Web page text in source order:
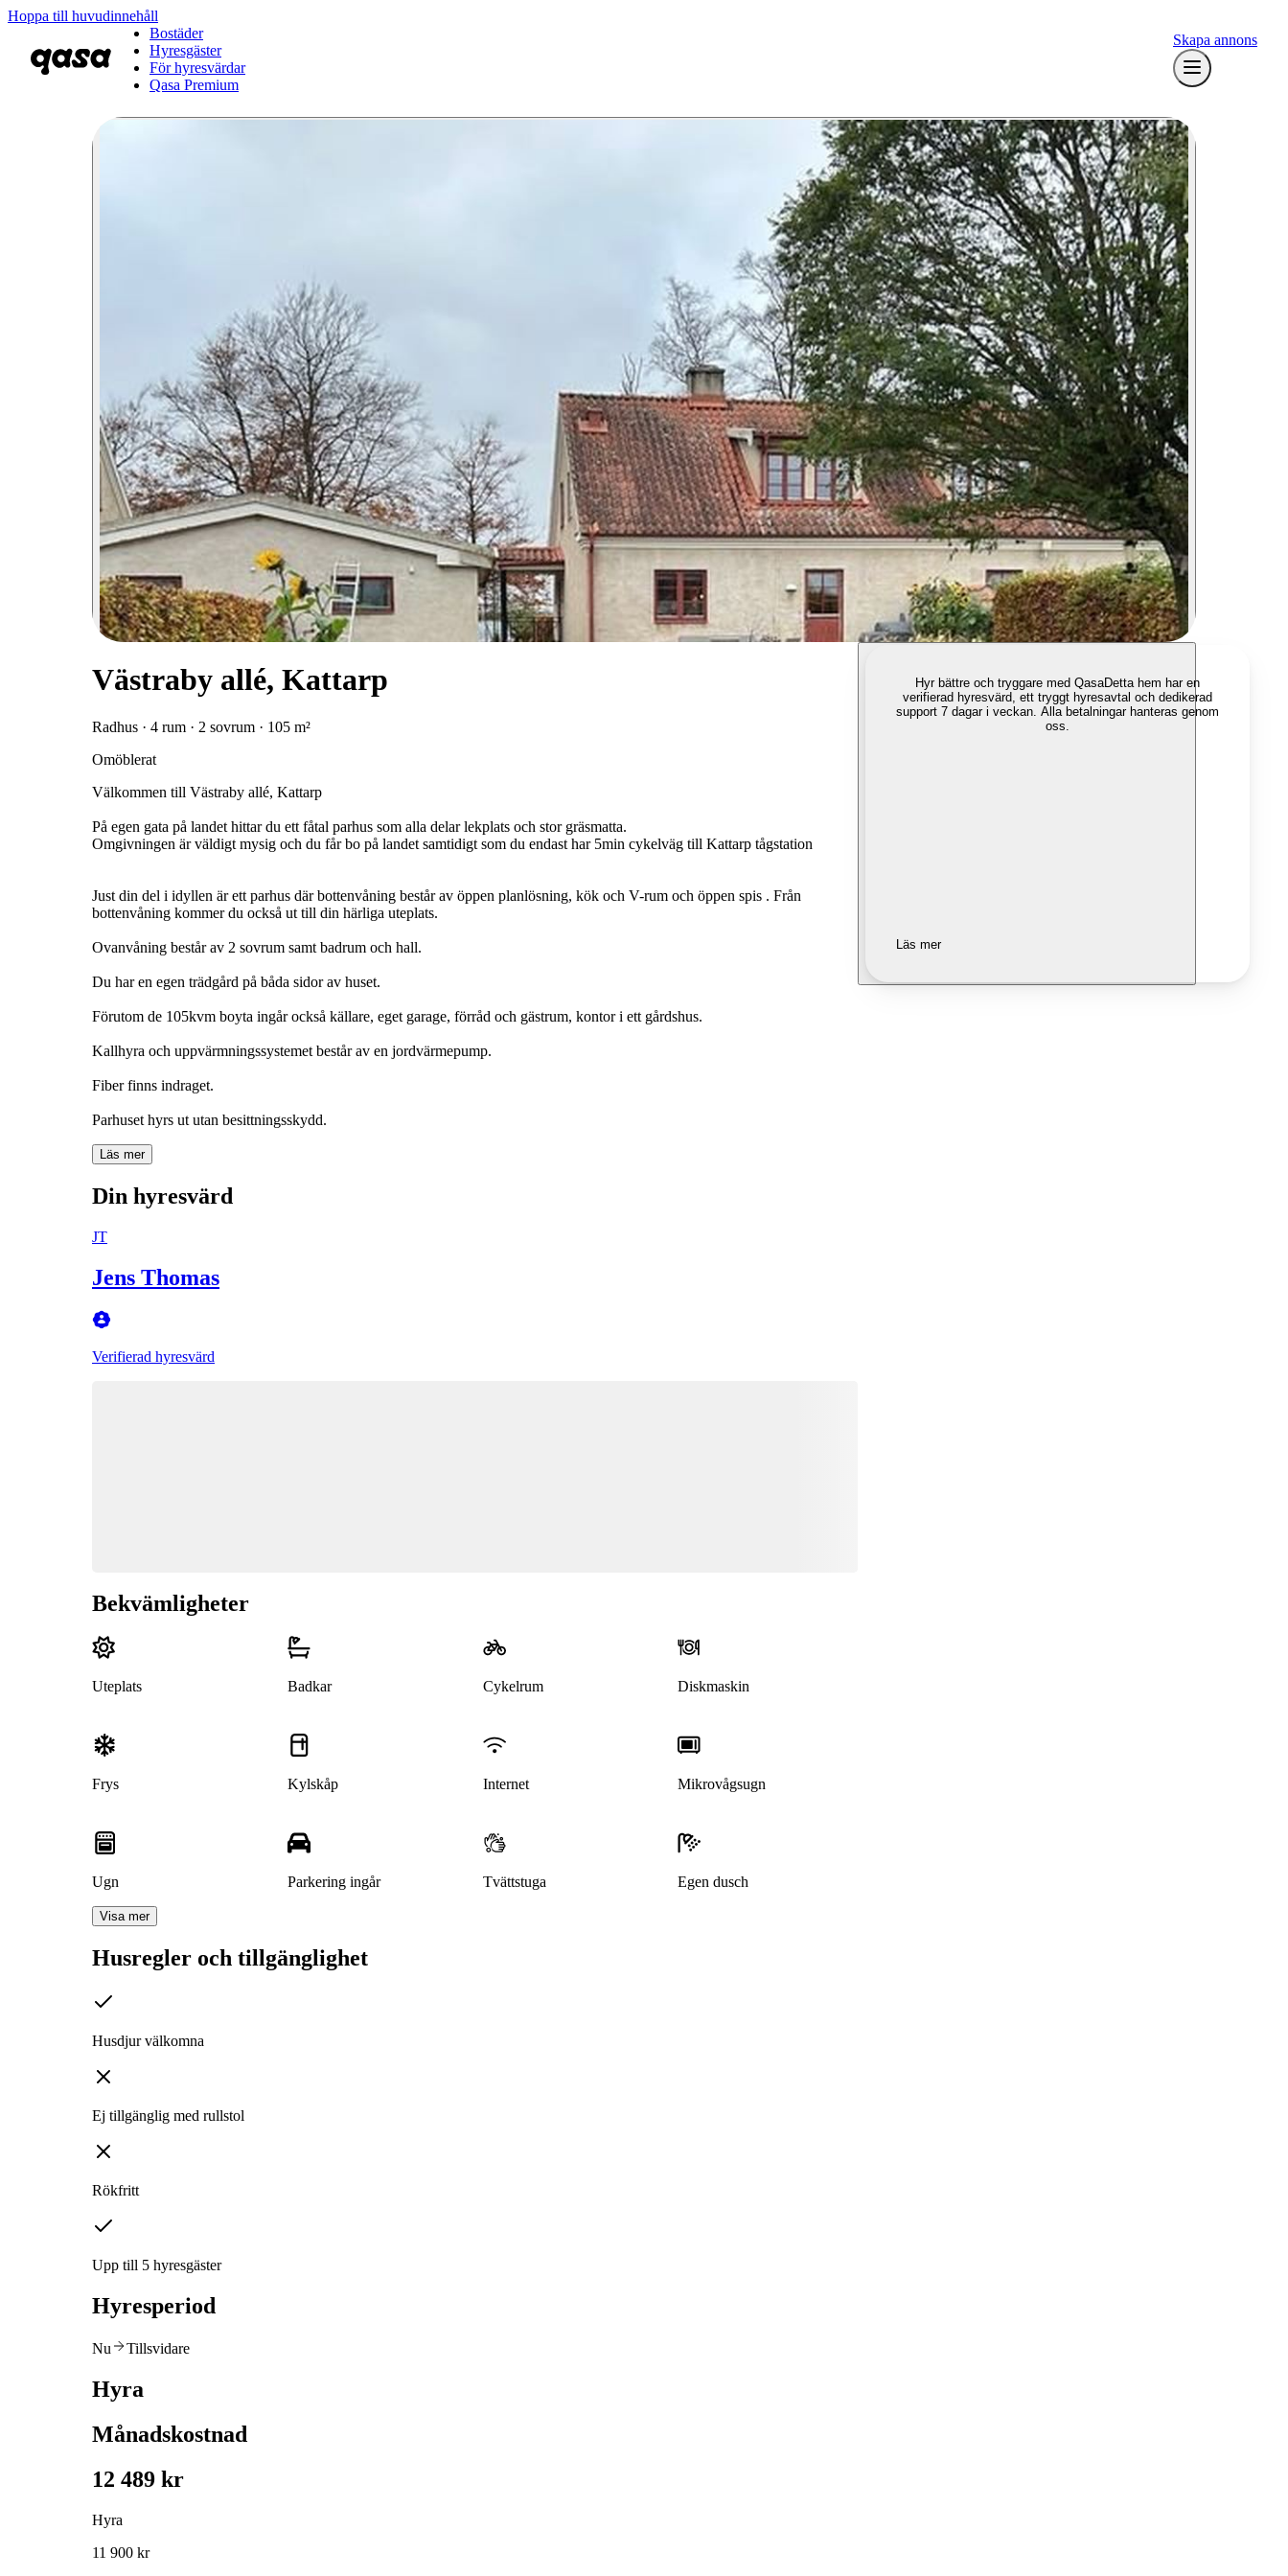
Hoppa till huvudinnehåll
Bostäder
Hyresgäster
För hyresvärdar
Qasa Premium
Skapa annons
Västraby allé, Kattarp
Radhus · 4 rum · 2 sovrum · 105 m²
Omöblerat
Välkommen till Västraby allé, Kattarp
På egen gata på landet hittar du ett fåtal parhus som alla delar lekplats och stor gräsmatta.
Omgivningen är väldigt mysig och du får bo på landet samtidigt som du endast har 5min cykelväg till Kattarp tågstation
Just din del i idyllen är ett parhus där bottenvåning består av öppen planlösning, kök och V-rum och öppen spis . Från
bottenvåning kommer du också ut till din härliga uteplats.
Ovanvåning består av 2 sovrum samt badrum och hall.
Du har en egen trädgård på båda sidor av huset.
Förutom de 105kvm boyta ingår också källare, eget garage, förråd och gästrum, kontor i ett gårdshus.
Kallhyra och uppvärmningssystemet består av en jordvärmepump.
Fiber finns indraget.
Parhuset hyrs ut utan besittningsskydd.
Läs mer
Din hyresvärd
JT
Jens Thomas
Verifierad hyresvärd
Bekvämligheter
Uteplats Badkar Cykelrum Diskmaskin
Frys Kylskåp Internet Mikrovågsugn
Ugn Parkering ingår Tvättstuga Egen dusch
Visa mer
Husregler och tillgänglighet
Husdjur välkomna
Ej tillgänglig med rullstol
Rökfritt
Upp till 5 hyresgäster
Hyresperiod
Nu Tillsvidare
Hyra
Månadskostnad
12 489 kr
Hyra
11 900 kr
Hyr bättre och tryggare med QasaDetta hem har en
verifierad hyresvärd, ett tryggt hyresavtal och dedikerad
support 7 dagar i veckan. Alla betalningar hanteras genom
oss.
Läs mer